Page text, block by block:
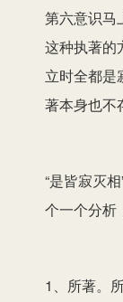
第六意识
这种执著的
立时全都是
著本身也不
“是皆寂灭
个一个分析
1、所著。